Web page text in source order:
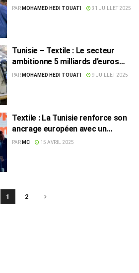
produits tunisiens jusqu’en 2029
PAR MOHAMED HEDI TOUATI 31 JUILLET 2025
Tunisie – Textile : Le secteur
ambitionne 5 milliards d’euros
d’exportations d’ici 2030
PAR MOHAMED HEDI TOUATI 9 JUILLET 2025
Textile : La Tunisie renforce son
ancrage européen avec un
accord stratégique
PAR MC 15 AVRIL 2025
1 2